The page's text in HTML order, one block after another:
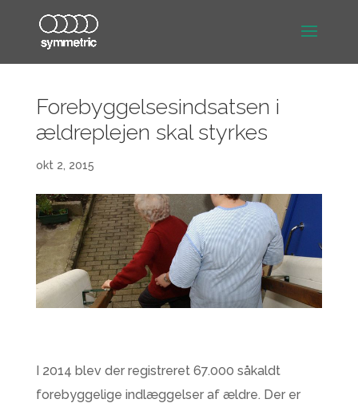
Forebyggelsesindsatsen i
ældreplejen skal styrkes
okt 2, 2015
I 2014 blev der registreret 67.000 såkaldt
forebyggelige indlæggelser af ældre. Der er